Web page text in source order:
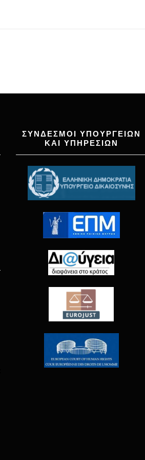
ΣΥΝΔΕΣΜΟΙ ΥΠΟΥΡΓΕΙΩΝ
ΚΑΙ ΥΠΗΡΕΣΙΩΝ